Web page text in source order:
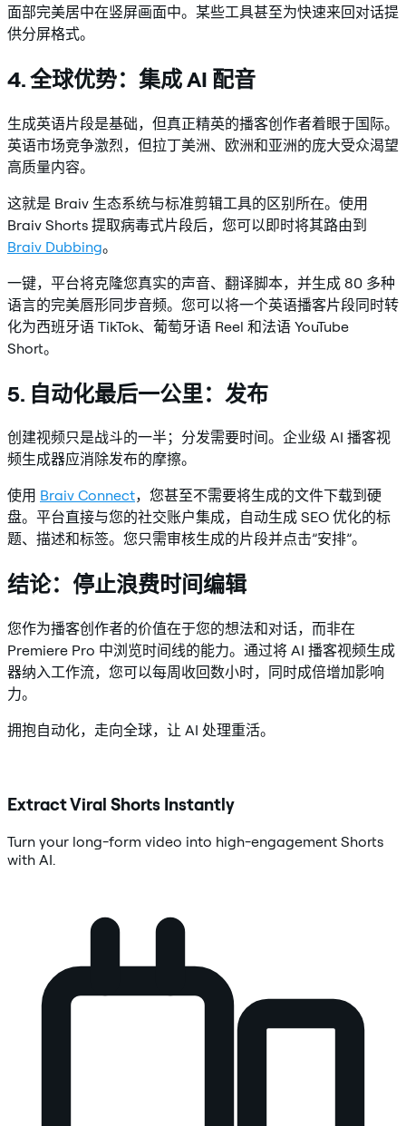
面部完美居中在竖屏画面中。某些工具甚至为快速来回对话提
供分屏格式。
4. 全球优势：集成 AI 配音
生成英语片段是基础，但真正精英的播客创作者着眼于国际。
英语市场竞争激烈，但拉丁美洲、欧洲和亚洲的庞大受众渴望
高质量内容。
这就是 Braiv 生态系统与标准剪辑工具的区别所在。使用
Braiv Shorts 提取病毒式片段后，您可以即时将其路由到
Braiv Dubbing。
一键，平台将克隆您真实的声音、翻译脚本，并生成 80 多种
语言的完美唇形同步音频。您可以将一个英语播客片段同时转
化为西班牙语 TikTok、葡萄牙语 Reel 和法语 YouTube
Short。
5. 自动化最后一公里：发布
创建视频只是战斗的一半；分发需要时间。企业级 AI 播客视
频生成器应消除发布的摩擦。
使用 Braiv Connect，您甚至不需要将生成的文件下载到硬
盘。平台直接与您的社交账户集成，自动生成 SEO 优化的标
题、描述和标签。您只需审核生成的片段并点击”安排”。
结论：停止浪费时间编辑
您作为播客创作者的价值在于您的想法和对话，而非在
Premiere Pro 中浏览时间线的能力。通过将 AI 播客视频生成
器纳入工作流，您可以每周收回数小时，同时成倍增加影响
力。
拥抱自动化，走向全球，让 AI 处理重活。
Extract Viral Shorts Instantly
Turn your long-form video into high-engagement Shorts
with AI.